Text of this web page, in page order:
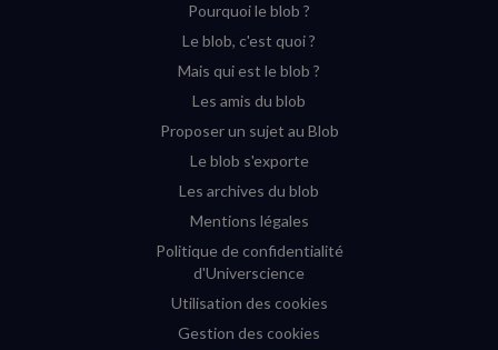
Instagram
(nouvelle
Facebook
(nouvelle
Pourquoi le blob ?
Le blob, c'est quoi ?
Mais qui est le blob ?
Les amis du blob
Proposer un sujet au Blob
Le blob s'exporte
Les archives du blob
Mentions légales
Politique de confidentialité
d'Universcience
Utilisation des cookies
Gestion des cookies